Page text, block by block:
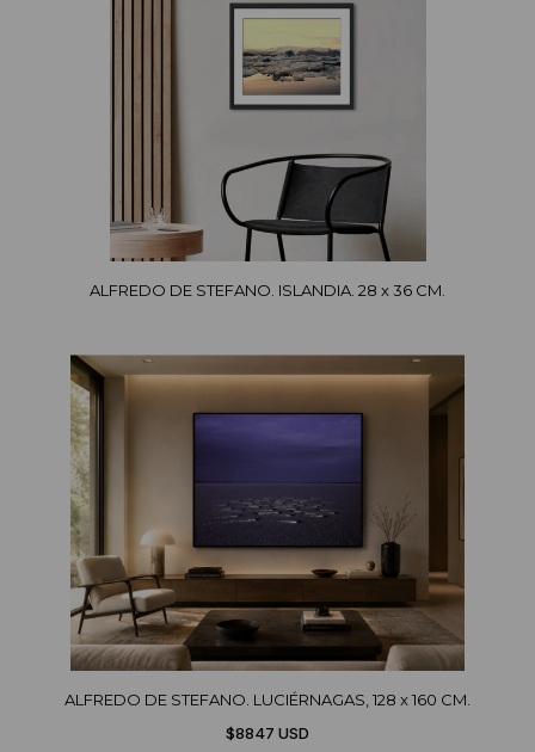
ALFREDO DE STEFANO. ISLANDIA. 28 x 36 CM.
ALFREDO DE STEFANO. LUCIÉRNAGAS, 128 x 160 CM.
$8847 USD